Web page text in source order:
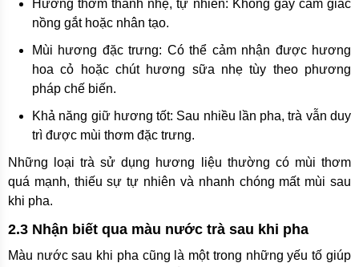
Hương thơm thanh nhẹ, tự nhiên: Không gây cảm giác
nồng gắt hoặc nhân tạo.
Mùi hương đặc trưng: Có thể cảm nhận được hương
hoa cỏ hoặc chút hương sữa nhẹ tùy theo phương
pháp chế biến.
Khả năng giữ hương tốt: Sau nhiều lần pha, trà vẫn duy
trì được mùi thơm đặc trưng.
Những loại trà sử dụng hương liệu thường có mùi thơm
quá mạnh, thiếu sự tự nhiên và nhanh chóng mất mùi sau
khi pha.
2.3 Nhận biết qua màu nước trà sau khi pha
Màu nước sau khi pha cũng là một trong những yếu tố giúp